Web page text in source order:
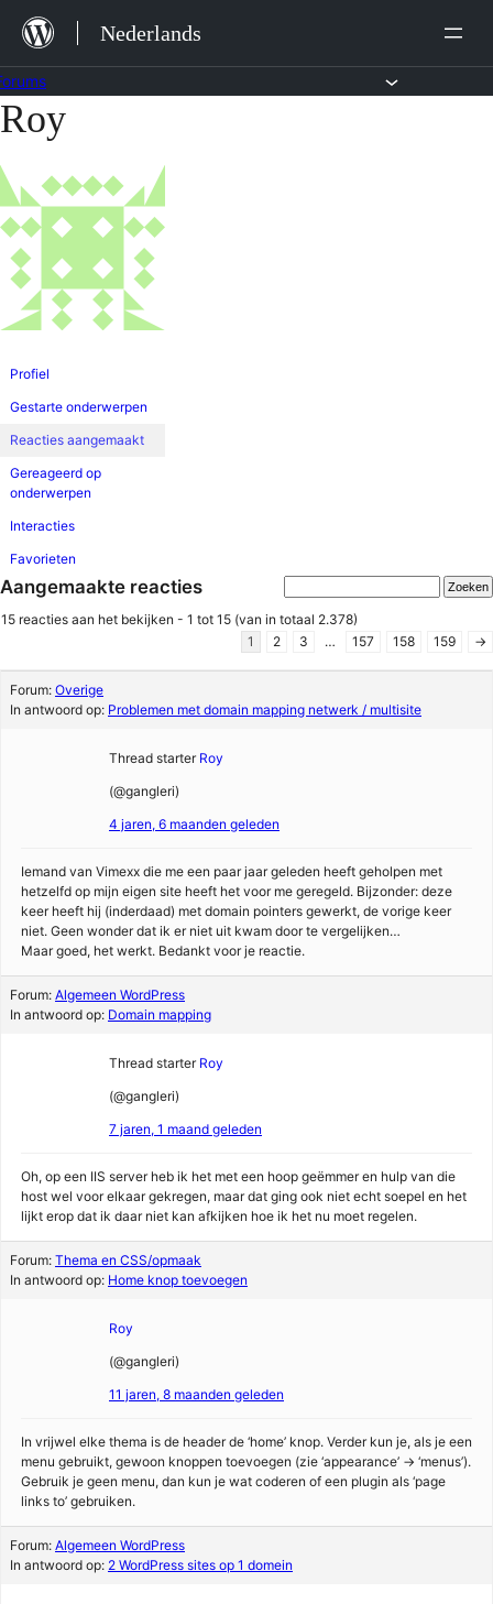
naar
de
inhoud
Nederlands
Ga
de
inhoud
Roy
Profiel
Gestarte onderwerpen
Reacties aangemaakt
Gereageerd op
onderwerpen
Interacties
Favorieten
Aangemaakte reacties
15 reacties aan het bekijken - 1 tot 15 (van in totaal 2.378)
1
2 3 … 157 158 159 →
Forum: Overige
In antwoord op: Problemen met domain mapping netwerk / multisite
Thread starter Roy
(@gangleri)
4 jaren, 6 maanden geleden
Iemand van Vimexx die me een paar jaar geleden heeft geholpen met
hetzelfd op mijn eigen site heeft het voor me geregeld. Bijzonder: deze
keer heeft hij (inderdaad) met domain pointers gewerkt, de vorige keer
niet. Geen wonder dat ik er niet uit kwam door te vergelijken…
Maar goed, het werkt. Bedankt voor je reactie.
Forum: Algemeen WordPress
In antwoord op: Domain mapping
Thread starter Roy
(@gangleri)
7 jaren, 1 maand geleden
Oh, op een IIS server heb ik het met een hoop geëmmer en hulp van die
host wel voor elkaar gekregen, maar dat ging ook niet echt soepel en het
lijkt erop dat ik daar niet kan afkijken hoe ik het nu moet regelen.
Forum: Thema en CSS/opmaak
In antwoord op: Home knop toevoegen
Roy
(@gangleri)
11 jaren, 8 maanden geleden
In vrijwel elke thema is de header de ‘home’ knop. Verder kun je, als je een
menu gebruikt, gewoon knoppen toevoegen (zie ‘appearance’ -> ‘menus’).
Gebruik je geen menu, dan kun je wat coderen of een plugin als ‘page
links to’ gebruiken.
Forum: Algemeen WordPress
In antwoord op: 2 WordPress sites op 1 domein